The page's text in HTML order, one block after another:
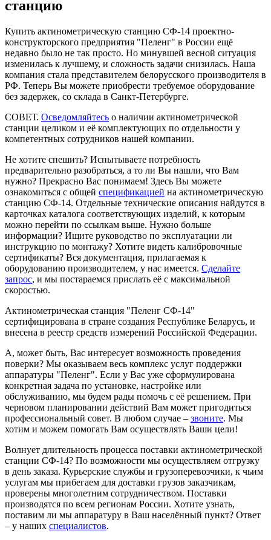
станцию
Купить актинометрическую станцию СФ-14 проектно-
конструкторского предприятия "Пеленг" в России ещё
недавно было не так просто. Но минувшей весной ситуация
изменилась к лучшему, и сложность задачи снизилась. Наша
компания стала представителем белорусского производителя в
РФ. Теперь Вы можете приобрести требуемое оборудование
без задержек, со склада в Санкт-Петербурге.
СОВЕТ. Осведомляйтесь о наличии актинометрической
станции целиком и её комплектующих по отдельности у
компетентных сотрудников нашей компании.
Не хотите спешить? Испытываете потребность
предварительно разобраться, а то ли Вы нашли, что Вам
нужно? Прекрасно Вас понимаем! Здесь Вы можете
ознакомиться с общей спецификацией на актинометрическую
станцию СФ-14. Отдельные технические описания найдутся в
карточках каталога соответствующих изделий, к которым
можно перейти по ссылкам выше. Нужно больше
информации? Ищите руководство по эксплуатации ли
инструкцию по монтажу? Хотите видеть калибровочные
сертификаты? Вся документация, прилагаемая к
оборудованию производителем, у нас имеется. Сделайте
запрос, и мы постараемся прислать её с максимальной
скоростью.
Актинометрическая станция "Пеленг СФ-14"
сертифицирована в стране создания Республике Беларусь, и
внесена в реестр средств измерений Российской Федерации.
А, может быть, Вас интересует возможность проведения
поверки? Мы оказываем весь комплекс услуг поддержки
аппаратуры "Пеленг". Если у Вас уже сформулирована
конкретная задача по установке, настройке или
обслуживанию, мы будем рады помочь с её решением. При
черновом планировании действий Вам может пригодиться
профессиональный совет. В любом случае – звоните. Мы
хотим и можем помогать Вам осуществлять Ваши цели!
Волнует длительность процесса поставки актинометрической
станции СФ-14? По возможности мы осуществляем отгрузку
в день заказа. Курьерские службы и грузоперевозчики, к чьим
услугам мы прибегаем для доставки грузов заказчикам,
проверены многолетним сотрудничеством. Поставки
производятся по всем регионам России. Хотите узнать,
поставим ли мы аппаратуру в Ваш населённый пункт? Ответ
– у наших специалистов.